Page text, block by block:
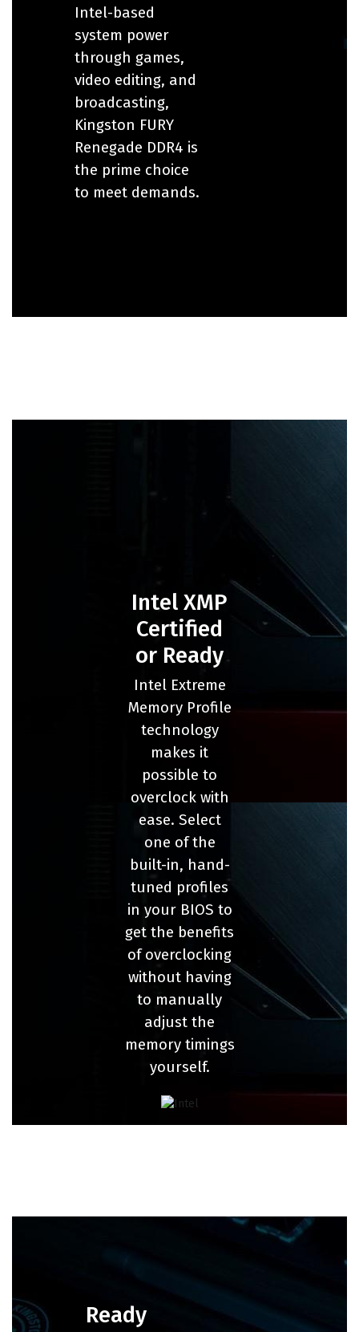
Intel-based
system power
through games,
video editing, and
broadcasting,
Kingston FURY
Renegade DDR4 is
the prime choice
to meet demands.
Intel XMP
Certified
or Ready
Intel Extreme
Memory Profile
technology
makes it
possible to
overclock with
ease. Select
one of the
built-in, hand-
tuned profiles
in your BIOS to
get the benefits
of overclocking
without having
to manually
adjust the
memory timings
yourself.
Ready